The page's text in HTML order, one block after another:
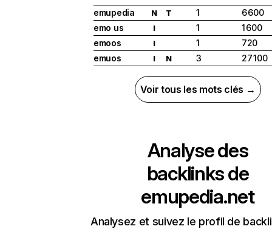
emupedia
N T 1
6 600
emo us
I 1
1 600
emoos
I 1
720
emuos
I N 3 27 100
Voir tous les mots clés →
Analyse des
backlinks de
emupedia.net
Analysez et suivez le profil de